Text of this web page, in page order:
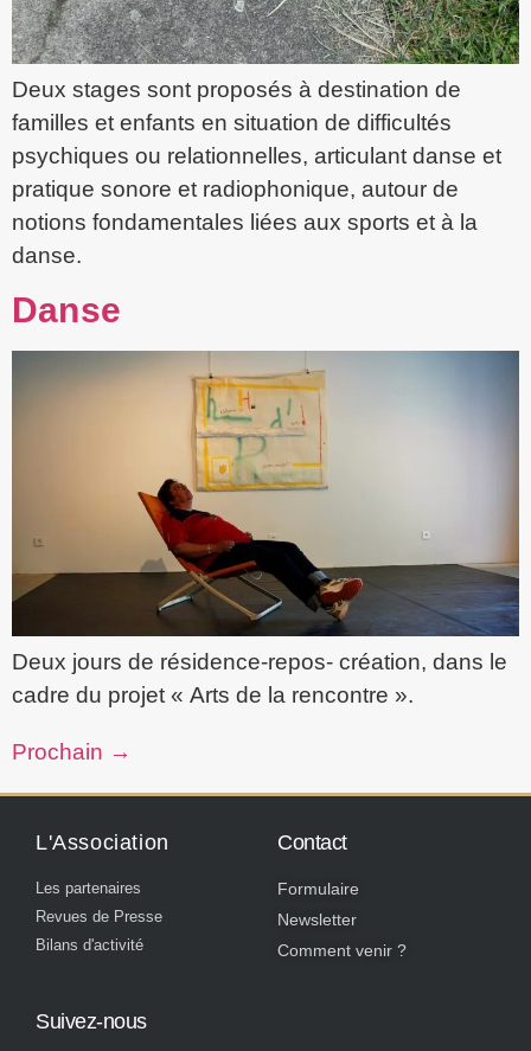
Deux stages sont proposés à destination de
familles et enfants en situation de difficultés
psychiques ou relationnelles, articulant danse et
pratique sonore et radiophonique, autour de
notions fondamentales liées aux sports et à la
danse.
Danse
Deux jours de résidence-repos- création, dans le
cadre du projet « Arts de la rencontre ».
Prochain →
L'Association
Les partenaires
Revues de Presse
Bilans d'activité
Contact
Formulaire
Newsletter
Comment venir ?
Suivez-nous